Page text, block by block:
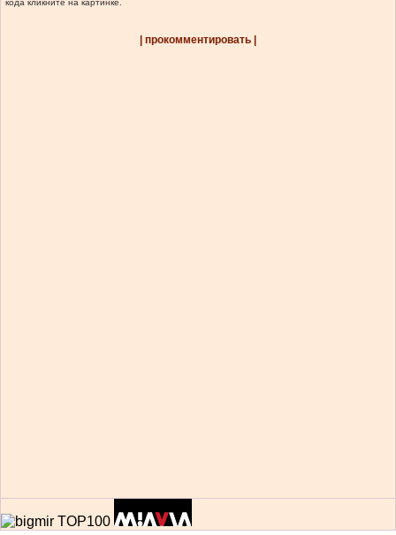
кода кликните на картинке.
| прокомментировать |